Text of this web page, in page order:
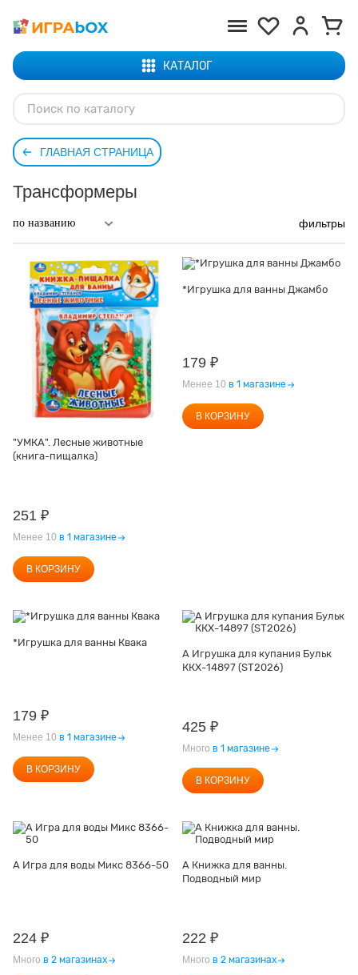
КАТАЛОГ
ГЛАВНАЯ СТРАНИЦА
Трансформеры
фильтры
"УМКА". Лесные животные
(книга-пищалка)
251 ₽
Менее 10 в 1 магазине
В КОРЗИНУ
*Игрушка для ванны Джамбо
179 ₽
Менее 10 в 1 магазине
В КОРЗИНУ
*Игрушка для ванны Квака
179 ₽
Менее 10 в 1 магазине
В КОРЗИНУ
А Игрушка для купания Бульк
ККХ-14897 (ST2026)
425 ₽
Много в 1 магазине
В КОРЗИНУ
А Игра для воды Микс 8366-50
224 ₽
Много в 2 магазинах
А Книжка для ванны.
Подводный мир
222 ₽
Много в 2 магазинах